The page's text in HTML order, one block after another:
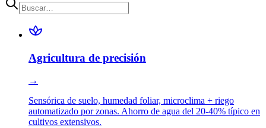
Agricultura de precisión
→
Sensórica de suelo, humedad foliar, microclima + riego
automatizado por zonas. Ahorro de agua del 20-40% típico en
cultivos extensivos.